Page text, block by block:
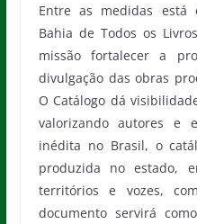
Entre as medidas está
Bahia de Todos os
missão fortalecer a
divulgação das obras
O Catálogo dá
valorizando autores e
inédita no Brasil, o
produzida no estado,
territórios e vozes,
documento servirá